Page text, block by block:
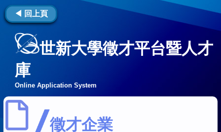
◀ 回上頁
世新大學徵才平台暨人才
庫
Online Application System
徵才企業